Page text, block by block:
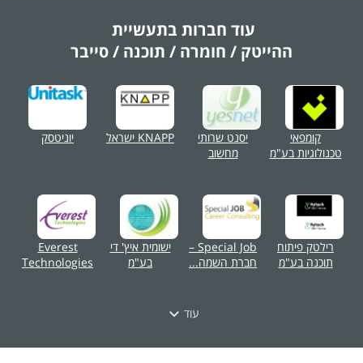
עוד חברות בתעשיית
ההייטק / חומרה / תוכנה / סייבר
קומפאי
טכנולוגיות בע"מ
יסנט שרותי
מחשוב
KNAPP ישראל יוניטסק
רילטק פיתוח
תוכנה בע"מ
Special Job –
חברת השמה...
ישומית איץ' די
בע"מ
Everest
Technologies
עוד